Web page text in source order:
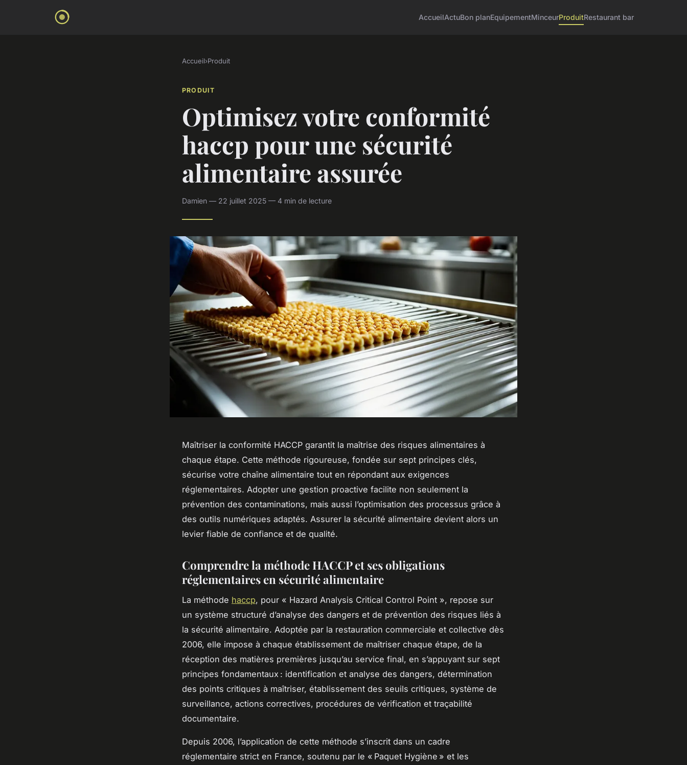
AccueilActuBon planEquipementMinceurProduitRestaurant bar
Accueil›Produit
PRODUIT
Optimisez votre conformité
haccp pour une sécurité
alimentaire assurée
Damien — 22 juillet 2025 — 4 min de lecture
Maîtriser la conformité HACCP garantit la maîtrise des risques alimentaires à
chaque étape. Cette méthode rigoureuse, fondée sur sept principes clés,
sécurise votre chaîne alimentaire tout en répondant aux exigences
réglementaires. Adopter une gestion proactive facilite non seulement la
prévention des contaminations, mais aussi l’optimisation des processus grâce à
des outils numériques adaptés. Assurer la sécurité alimentaire devient alors un
levier fiable de confiance et de qualité.
Comprendre la méthode HACCP et ses obligations
réglementaires en sécurité alimentaire
La méthode haccp, pour « Hazard Analysis Critical Control Point », repose sur
un système structuré d’analyse des dangers et de prévention des risques liés à
la sécurité alimentaire. Adoptée par la restauration commerciale et collective dès
2006, elle impose à chaque établissement de maîtriser chaque étape, de la
réception des matières premières jusqu’au service final, en s’appuyant sur sept
principes fondamentaux : identification et analyse des dangers, détermination
des points critiques à maîtriser, établissement des seuils critiques, système de
surveillance, actions correctives, procédures de vérification et traçabilité
documentaire.
Depuis 2006, l’application de cette méthode s’inscrit dans un cadre
réglementaire strict en France, soutenu par le « Paquet Hygiène » et les